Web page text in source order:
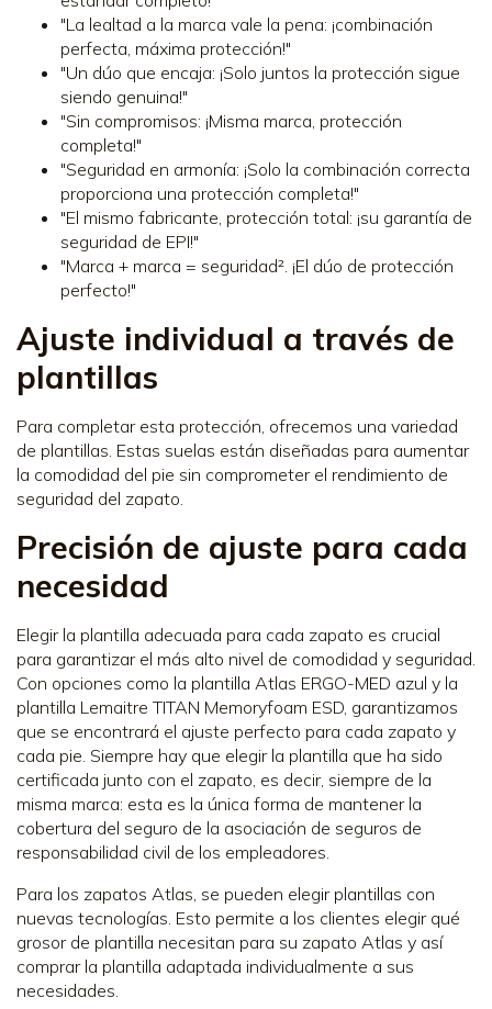
"La lealtad a la marca vale la pena: ¡combinación
perfecta, máxima protección!"
"Un dúo que encaja: ¡Solo juntos la protección sigue
siendo genuina!"
"Sin compromisos: ¡Misma marca, protección
completa!"
"Seguridad en armonía: ¡Solo la combinación correcta
proporciona una protección completa!"
"El mismo fabricante, protección total: ¡su garantía de
seguridad de EPI!"
"Marca + marca = seguridad². ¡El dúo de protección
perfecto!"
Ajuste individual a través de
plantillas
Para completar esta protección, ofrecemos una variedad
de plantillas. Estas suelas están diseñadas para aumentar
la comodidad del pie sin comprometer el rendimiento de
seguridad del zapato.
Precisión de ajuste para cada
necesidad
Elegir la plantilla adecuada para cada zapato es crucial
para garantizar el más alto nivel de comodidad y seguridad.
Con opciones como la plantilla Atlas ERGO-MED azul y la
plantilla Lemaitre TITAN Memoryfoam ESD, garantizamos
que se encontrará el ajuste perfecto para cada zapato y
cada pie. Siempre hay que elegir la plantilla que ha sido
certificada junto con el zapato, es decir, siempre de la
misma marca: esta es la única forma de mantener la
cobertura del seguro de la asociación de seguros de
responsabilidad civil de los empleadores.
Para los zapatos Atlas, se pueden elegir plantillas con
nuevas tecnologías. Esto permite a los clientes elegir qué
grosor de plantilla necesitan para su zapato Atlas y así
comprar la plantilla adaptada individualmente a sus
necesidades.